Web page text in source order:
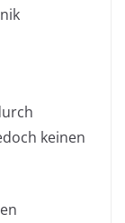
keinen